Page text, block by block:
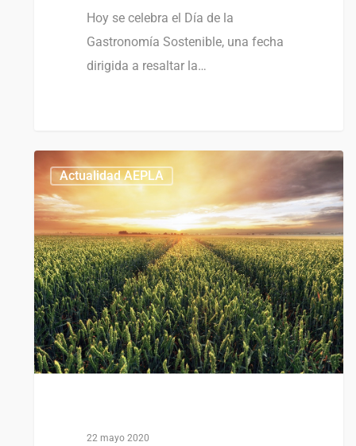
Hoy se celebra el Día de la
Gastronomía Sostenible, una fecha
dirigida a resaltar la…
Actualidad AEPLA
22 mayo 2020